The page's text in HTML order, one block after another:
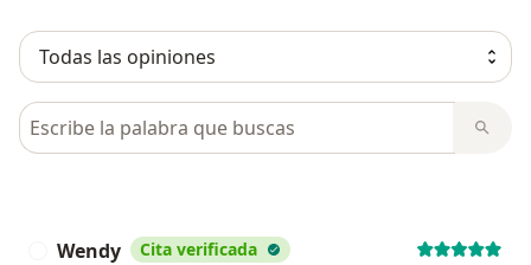
Busca en opiniones
Wendy Cita verificada